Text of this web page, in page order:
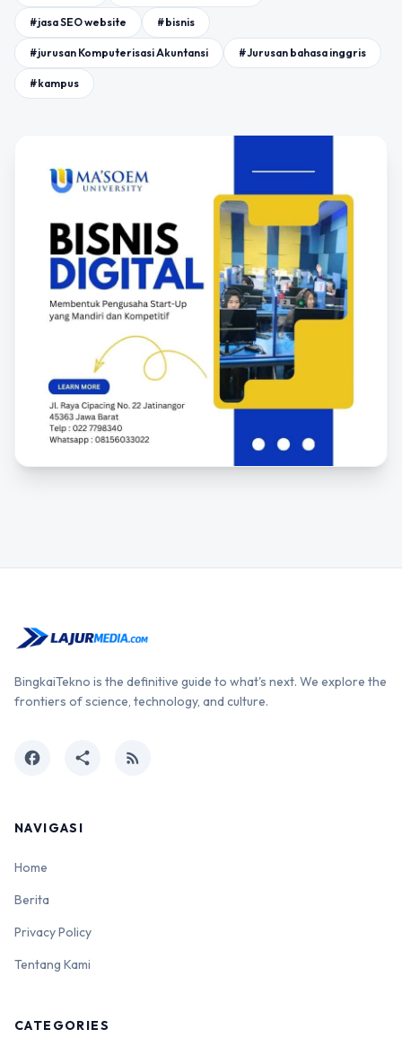
#jasa SEO website #bisnis
#jurusan Komputerisasi Akuntansi #Jurusan bahasa inggris
#kampus
BingkaiTekno is the definitive guide to what's next. We explore the
frontiers of science, technology, and culture.
facebook share rss_feed
NAVIGASI
Home
Berita
Privacy Policy
Tentang Kami
CATEGORIES